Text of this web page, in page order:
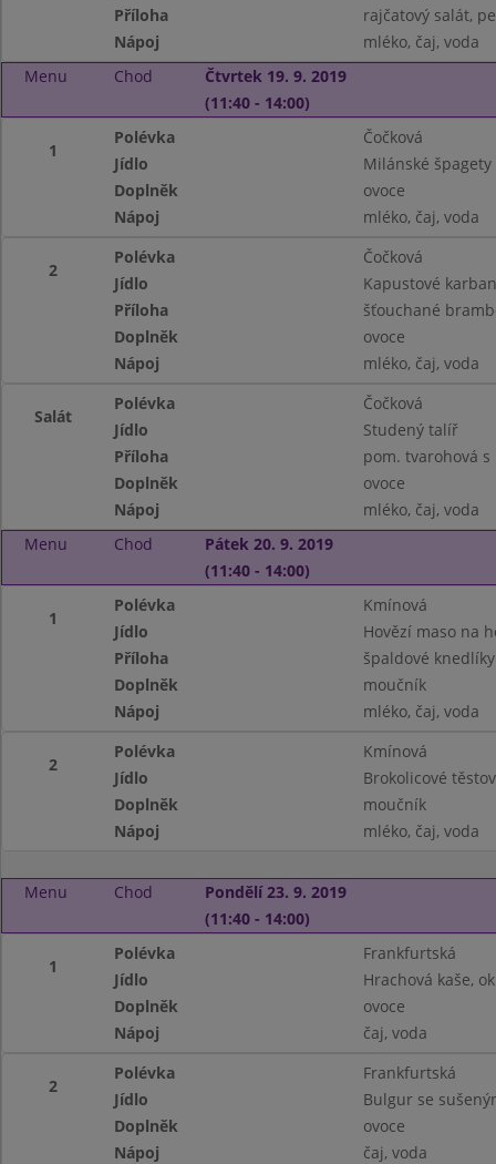
Příloha
rajčatový salát,
Nápoj
mléko, čaj, voda
Menu
Chod
Čtvrtek 19. 9. 2019
(11:40 - 14:00)
1
Polévka
Čočková
Jídlo
Milánské
Doplněk
ovoce
Nápoj
mléko, čaj, voda
2
Polévka
Čočková
Jídlo
Kapustové
Příloha
šťouchané
Doplněk
ovoce
Nápoj
mléko, čaj, voda
Salát
Polévka
Čočková
Jídlo
Studený talíř
Příloha
pom. tvarohová
Doplněk
ovoce
Nápoj
mléko, čaj, voda
Menu
Chod
Pátek 20. 9. 2019
(11:40 - 14:00)
1
Polévka
Kmínová
Jídlo
Hovězí maso na
Příloha
špaldové knedlíky
Doplněk
moučník
Nápoj
mléko, čaj, voda
2
Polévka
Kmínová
Jídlo
Brokolicové
Doplněk
moučník
Nápoj
mléko, čaj, voda
Menu Chod
Pondělí 23. 9. 2019
(11:40 - 14:00)
1
Polévka
Frankfurtská
Jídlo
Hrachová kaše,
Doplněk
ovoce
Nápoj
čaj, voda
2
Polévka
Frankfurtská
Jídlo
Bulgur se
Doplněk
ovoce
Nápoj
čaj, voda